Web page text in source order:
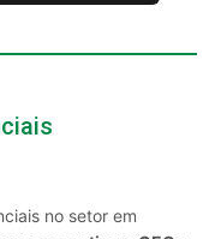
no setor em